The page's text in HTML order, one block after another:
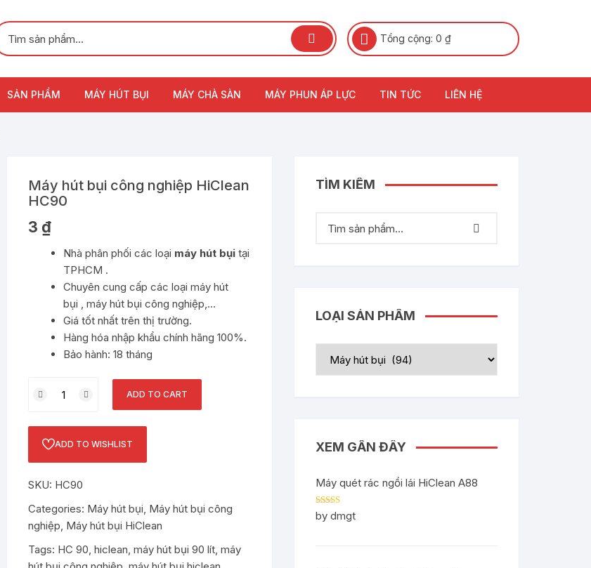
Tổng cộng: 0 ₫
SẢN PHẨM MÁY HÚT BỤI MÁY CHÀ SÀN MÁY PHUN ÁP LỰC TIN TỨC LIÊN HỆ
Máy hút bụi công nghiệp HiClean
HC90
3 ₫
Nhà phân phối các loại máy hút bụi tại
TPHCM .
Chuyên cung cấp các loại máy hút
bụi , máy hút bụi công nghiệp,…
Giá tốt nhất trên thị trường.
Hàng hóa nhập khẩu chính hãng 100%.
Bảo hành: 18 tháng
hút
công
nghiệp
HC90
quantity
ADD TO CART
ADD TO WISHLIST
SKU: HC90
Categories: Máy hút bụi, Máy hút bụi công
nghiệp, Máy hút bụi HiClean
Tags: HC 90,hiclean,máy hút bụi 90 lít,máy
TÌM KIẾM
LOẠI SẢN PHẨM
XEM GẦN ĐÂY
Máy quét rác ngồi lái HiClean A88
Rated5out
of 5
by dmgt